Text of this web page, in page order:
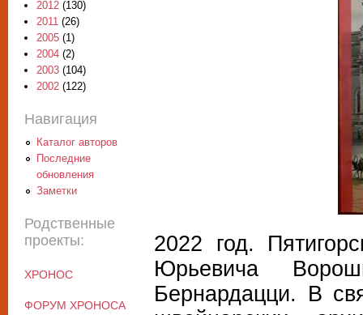
2022 год.
Юрьевича
Бернардацци. В
2012 (130)
2011 (26)
2005 (1)
2004 (2)
2003 (104)
2002 (122)
Навигация
Каталог авторов
Последние
обновления
Заметки
Родственные
проекты:
ХРОНОС
ФОРУМ ХРОНОСА